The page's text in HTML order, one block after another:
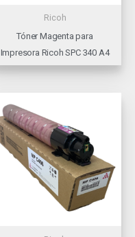
Ricoh
Tóner Magenta para
Impresora Ricoh SPC 340 A4